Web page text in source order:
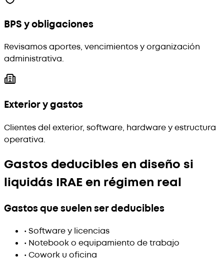
BPS y obligaciones
Revisamos aportes, vencimientos y organización
administrativa.
Exterior y gastos
Clientes del exterior, software, hardware y estructura
operativa.
Gastos deducibles en diseño si
liquidás IRAE en régimen real
Gastos que suelen ser deducibles
• Software y licencias
• Notebook o equipamiento de trabajo
• Cowork u oficina